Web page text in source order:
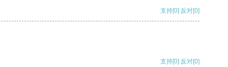
支持[0] 反对[0]
支持[0] 反对[0]